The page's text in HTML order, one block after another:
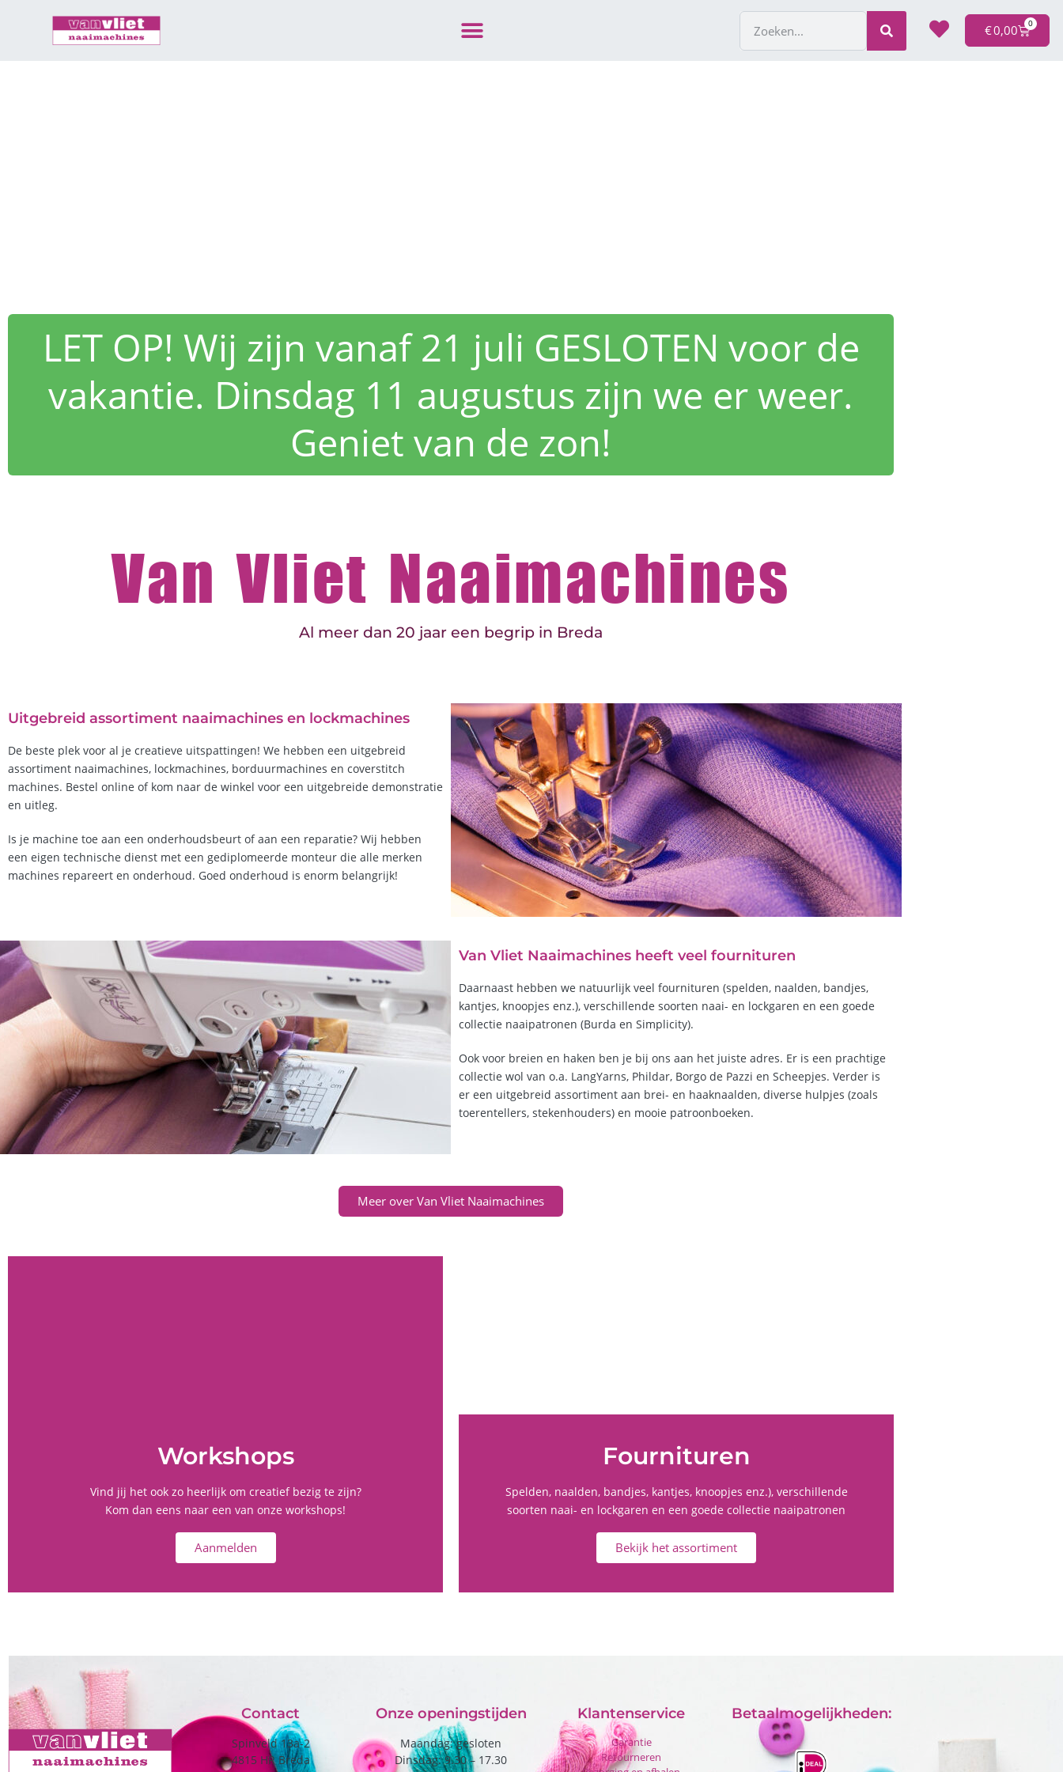
€0,00 0
LET OP! Wij zijn vanaf 21 juli GESLOTEN voor de
vakantie. Dinsdag 11 augustus zijn we er weer.
Geniet van de zon!
Van Vliet Naaimachines
Al meer dan 20 jaar een begrip in Breda
Uitgebreid assortiment naaimachines en lockmachines
De beste plek voor al je creatieve uitspattingen! We hebben een uitgebreid
assortiment naaimachines, lockmachines, borduurmachines en coverstitch
machines. Bestel online of kom naar de winkel voor een uitgebreide demonstratie
en uitleg.
Is je machine toe aan een onderhoudsbeurt of aan een reparatie? Wij hebben
een eigen technische dienst met een gediplomeerde monteur die alle merken
machines repareert en onderhoud. Goed onderhoud is enorm belangrijk!
Van Vliet Naaimachines heeft veel fournituren
Daarnaast hebben we natuurlijk veel fournituren (spelden, naalden, bandjes,
kantjes, knoopjes enz.), verschillende soorten naai- en lockgaren en een goede
collectie naaipatronen (Burda en Simplicity).
Ook voor breien en haken ben je bij ons aan het juiste adres. Er is een prachtige
collectie wol van o.a. LangYarns, Phildar, Borgo de Pazzi en Scheepjes. Verder is
er een uitgebreid assortiment aan brei- en haaknaalden, diverse hulpjes (zoals
toerentellers, stekenhouders) en mooie patroonboeken.
Meer over Van Vliet Naaimachines
Workshops
Vind jij het ook zo heerlijk om creatief bezig te zijn?
Kom dan eens naar een van onze workshops!
Aanmelden
Fournituren
Spelden, naalden, bandjes, kantjes, knoopjes enz.), verschillende
soorten naai- en lockgaren en een goede collectie naaipatronen
Bekijk het assortiment
Contact
Spinveld 13a-2
4815 HR Breda
Onze openingstijden
Maandag: gesloten
Dinsdag: 9.30 – 17.30
Klantenservice
Garantie
Retourneren
Betaalmogelijkheden: